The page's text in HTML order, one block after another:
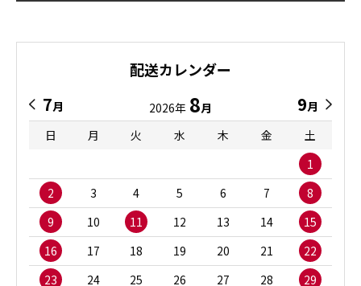
配送カレンダー
7月 2026年 8月 9月
日
月 火 水 木 金
土
1
2
3 4 5 6 7
8
9
10 11 12 13 14
15
16
17 18 19 20 21
22
23
24 25 26 27 28 29